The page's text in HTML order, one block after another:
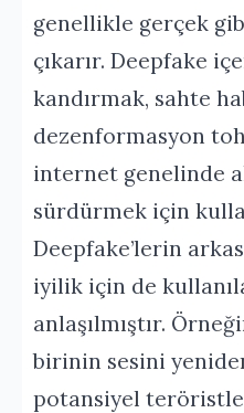
genellikle gerçek
çıkarır. Deepfake
kandırmak, sahte
dezenformasyon
internet genelinde
sürdürmek için
Deepfake’lerin
iyilik için de
anlaşılmıştır.
birinin sesini
potansiyel